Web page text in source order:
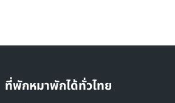
ที่พักหมาพักได้ทั่วไทย